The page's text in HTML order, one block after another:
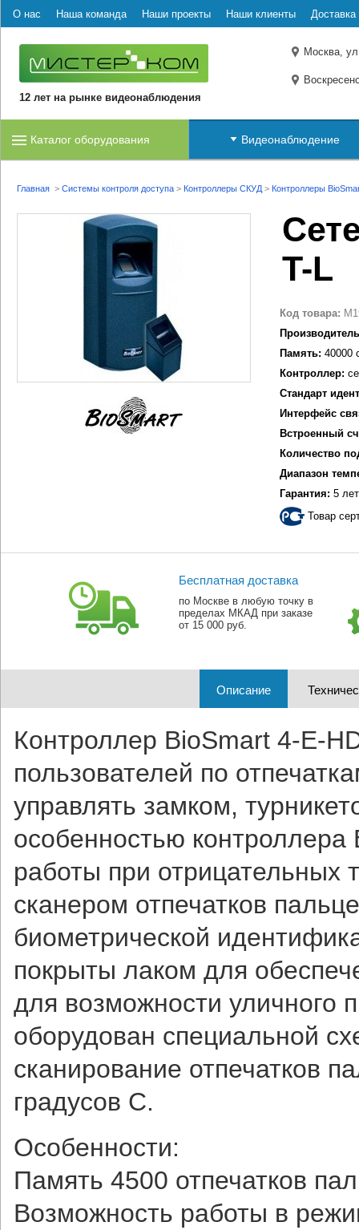
О нас Наша команда Наши проекты Наши клиенты Доставка
12 лет на рынке видеонаблюдения
Москва,
Каталог оборудования Видеонаблюдение
Главная > Системы контроля доступа > Контроллеры СКУД > Контроллеры
T-L
Код товара:
Память: 40000
Контроллер:
Стандарт
Интерфейс
Встроенный
Количество
Диапазон
Гарантия: 5 лет
Товар
Бесплатная доставка
по Москве в любую точку в
пределах МКАД при заказе
от 15 000 руб.
Описание
Контроллер BioSmart 4-E-
пользователей по
управлять замком,
особенностью контроллера
работы при отрицательных
сканером отпечатков
биометрической
покрыты лаком для
для возможности уличного
оборудован специальной
сканирование отпечатков
градусов С.
Особенности:
Память 4500 отпечатков
Возможность работы в